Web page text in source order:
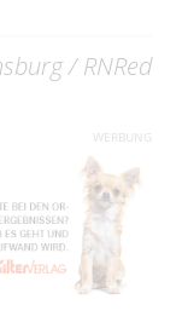
/ RNRed
WERBUNG